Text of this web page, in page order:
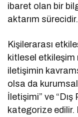
ibaret olan bir
aktarım sürecidir.
Kişilerarası
kitlesel etkileşim
iletişimin
olsa da
İletişimi” ve
kategorize edilir.